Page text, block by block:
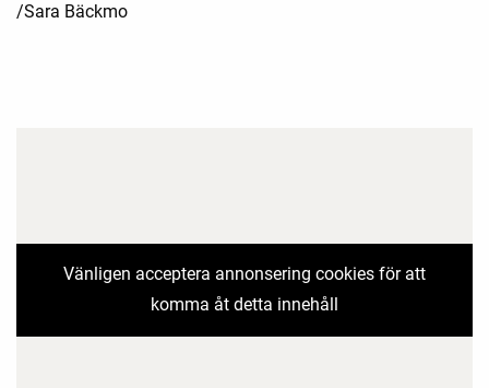
/Sara Bäckmo
Vänligen acceptera annonsering cookies för att
komma åt detta innehåll